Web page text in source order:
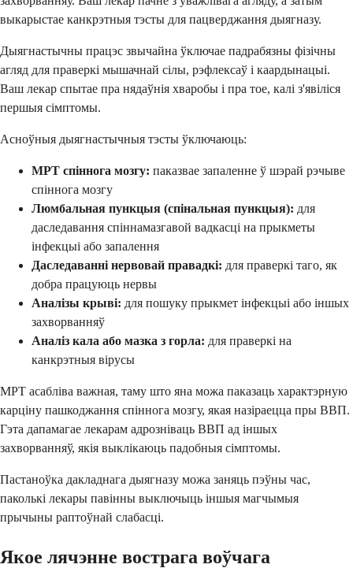
выкарыстае канкрэтныя тэсты для пацверджання дыягназу.
Дыягнастычны працэс звычайна ўключае падрабязны фізічны
агляд для праверкі мышачнай сілы, рэфлексаў і каардынацыі.
Ваш лекар спытае пра нядаўнія хваробы і пра тое, калі з'явіліся
першыя сімптомы.
Асноўныя дыягнастычныя тэсты ўключаюць:
МРТ спіннога мозгу: паказвае запаленне ў шэрай рэчыве
спіннога мозгу
Люмбальная пункцыя (спінальная пункцыя): для
даследавання спіннамазгавой вадкасці на прыкметы
інфекцыі або запалення
Даследаванні нервовай правадкі: для праверкі таго, як
добра працуюць нервы
Аналізы крыві: для пошуку прыкмет інфекцыі або іншых
захворванняў
Аналіз кала або мазка з горла: для праверкі на
канкрэтныя вірусы
МРТ асабліва важная, таму што яна можа паказаць характэрную
карціну пашкоджання спіннога мозгу, якая назіраецца пры ВВП.
Гэта дапамагае лекарам адрозніваць ВВП ад іншых
захворванняў, якія выклікаюць падобныя сімптомы.
Пастаноўка дакладнага дыягназу можа заняць пэўны час,
паколькі лекары павінны выключыць іншыя магчымыя
прычыны раптоўнай слабасці.
Якое лячэнне вострага воўчага